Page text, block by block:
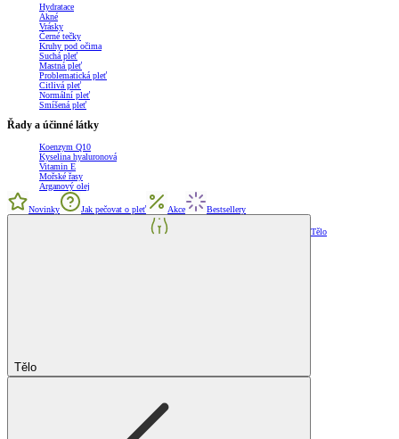
Hydratace
Akné
Vrásky
Černé tečky
Kruhy pod očima
Suchá pleť
Mastná pleť
Problematická pleť
Citlivá pleť
Normální pleť
Smíšená pleť
Řady a účinné látky
Koenzym Q10
Kyselina hyaluronová
Vitamin E
Mořské řasy
Arganový olej
Novinky Jak pečovat o pleť Akce Bestsellery
Tělo
Tělo